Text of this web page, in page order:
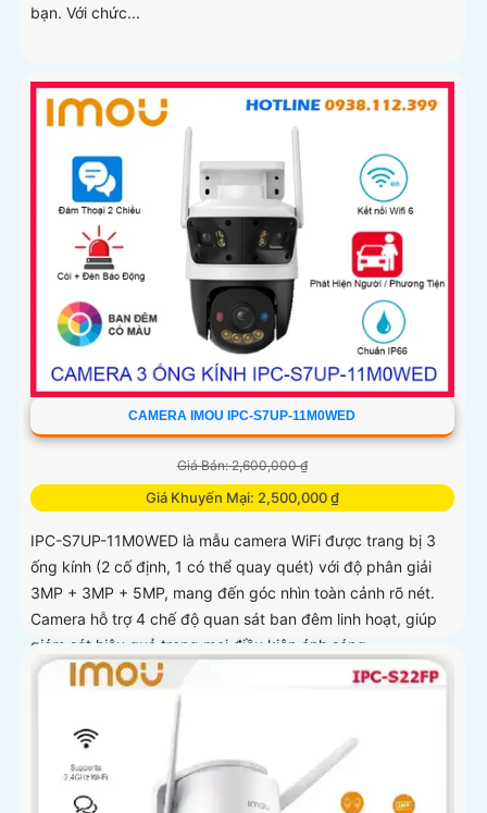
bạn. Với chức...
CAMERA IMOU IPC-S7UP-11M0WED
Giá Bán: 2,600,000 ₫
Giá Khuyến Mại: 2,500,000 ₫
IPC-S7UP-11M0WED là mẫu camera WiFi được trang bị 3
ống kính (2 cố định, 1 có thể quay quét) với độ phân giải
3MP + 3MP + 5MP, mang đến góc nhìn toàn cảnh rõ nét.
Camera hỗ trợ 4 chế độ quan sát ban đêm linh hoạt, giúp
giám sát hiệu quả trong mọi điều kiện ánh sáng